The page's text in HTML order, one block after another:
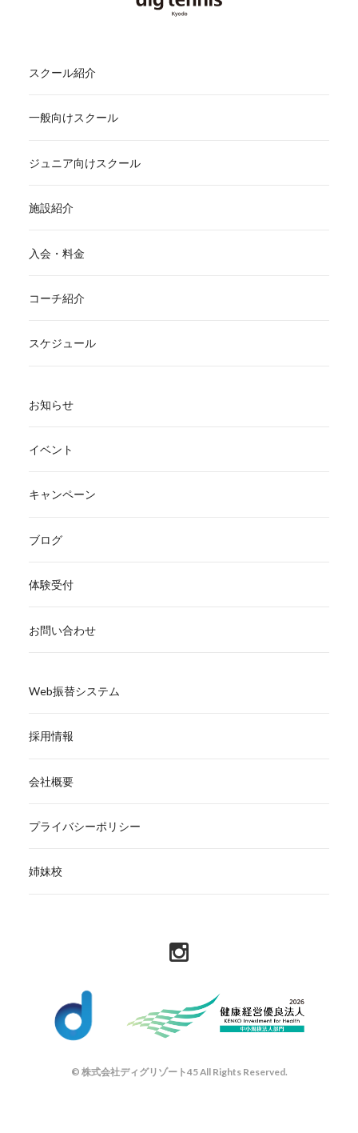
スクール紹介
一般向けスクール
ジュニア向けスクール
施設紹介
入会・料金
コーチ紹介
スケジュール
お知らせ
イベント
キャンペーン
ブログ
体験受付
お問い合わせ
Web振替システム
採用情報
会社概要
プライバシーポリシー
姉妹校
© 株式会社ディグリゾート45 All Rights Reserved.